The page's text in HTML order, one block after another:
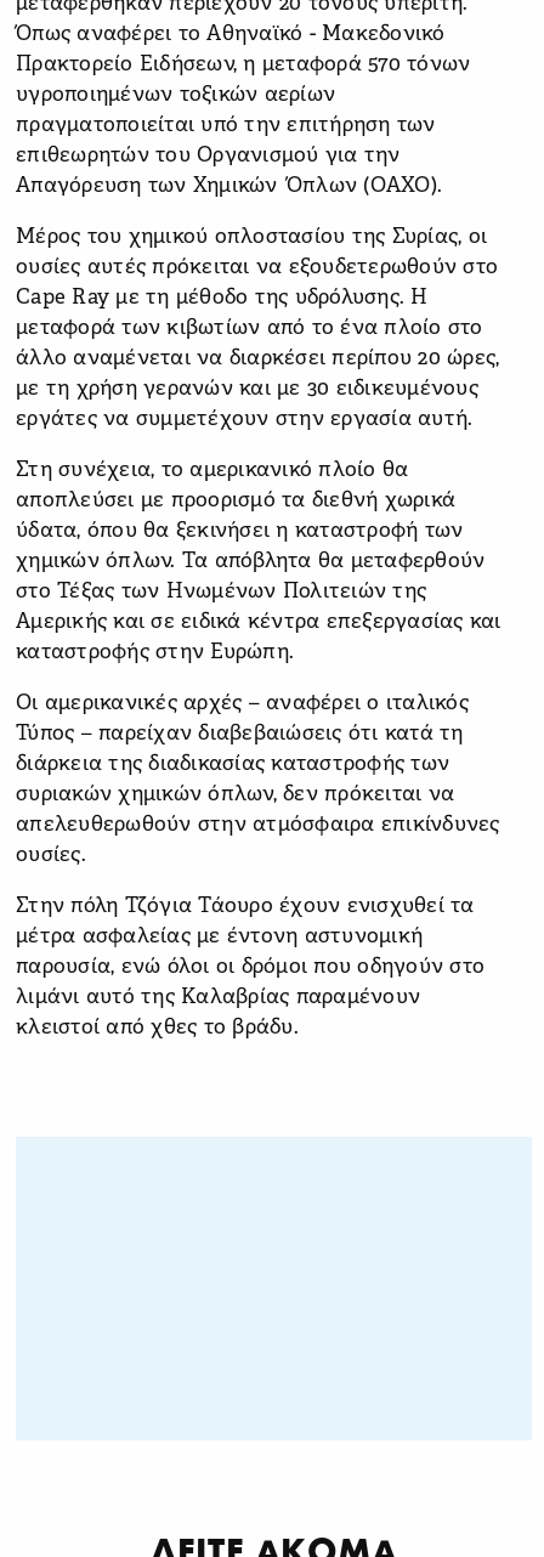
Όπως αναφέρει το Αθηναϊκό - Μακεδονικό
Πρακτορείο Ειδήσεων, η μεταφορά 570 τόνων
υγροποιημένων τοξικών αερίων
πραγματοποιείται υπό την επιτήρηση των
επιθεωρητών του Οργανισμού για την
Απαγόρευση των Χημικών Όπλων (ΟΑΧΟ).
Μέρος του χημικού οπλοστασίου της Συρίας, οι
ουσίες αυτές πρόκειται να εξουδετερωθούν στο
Cape Ray με τη μέθοδο της υδρόλυσης. Η
μεταφορά των κιβωτίων από το ένα πλοίο στο
άλλο αναμένεται να διαρκέσει περίπου 20 ώρες,
με τη χρήση γερανών και με 30 ειδικευμένους
εργάτες να συμμετέχουν στην εργασία αυτή.
Στη συνέχεια, το αμερικανικό πλοίο θα
αποπλεύσει με προορισμό τα διεθνή χωρικά
ύδατα, όπου θα ξεκινήσει η καταστροφή των
χημικών όπλων. Τα απόβλητα θα μεταφερθούν
στο Τέξας των Ηνωμένων Πολιτειών της
Αμερικής και σε ειδικά κέντρα επεξεργασίας και
καταστροφής στην Ευρώπη.
Οι αμερικανικές αρχές – αναφέρει ο ιταλικός
Τύπος – παρείχαν διαβεβαιώσεις ότι κατά τη
διάρκεια της διαδικασίας καταστροφής των
συριακών χημικών όπλων, δεν πρόκειται να
απελευθερωθούν στην ατμόσφαιρα επικίνδυνες
ουσίες.
Στην πόλη Τζόγια Τάουρο έχουν ενισχυθεί τα
μέτρα ασφαλείας με έντονη αστυνομική
παρουσία, ενώ όλοι οι δρόμοι που οδηγούν στο
λιμάνι αυτό της Καλαβρίας παραμένουν
κλειστοί από χθες το βράδυ.